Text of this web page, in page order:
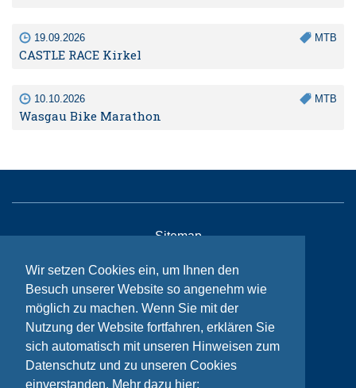
Wir setzen Cookies ein, um Ihnen den
Besuch unserer Website so angenehm wie
möglich zu machen. Wenn Sie mit der
Nutzung der Website fortfahren, erklären Sie
sich automatisch mit unseren Hinweisen zum
Datenschutz und zu unseren Cookies
einverstanden. Mehr dazu hier:
19.09.2026 MTB
CASTLE RACE Kirkel
10.10.2026 MTB
Wasgau Bike Marathon
Sitemap
Kontakt
Impressum
© Bikeaid 2026